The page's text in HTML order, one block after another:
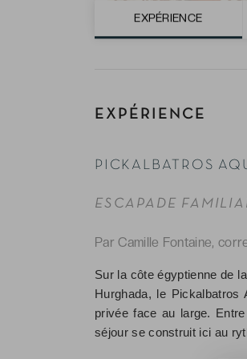
EXPÉRIENCE
EXPÉRIENCE
PICKALBATROS
ESCAPADE
Par Camille Fontaine,
Sur la côte égyptienne de
Hurghada, le
privée face au large.
séjour se construit ici au